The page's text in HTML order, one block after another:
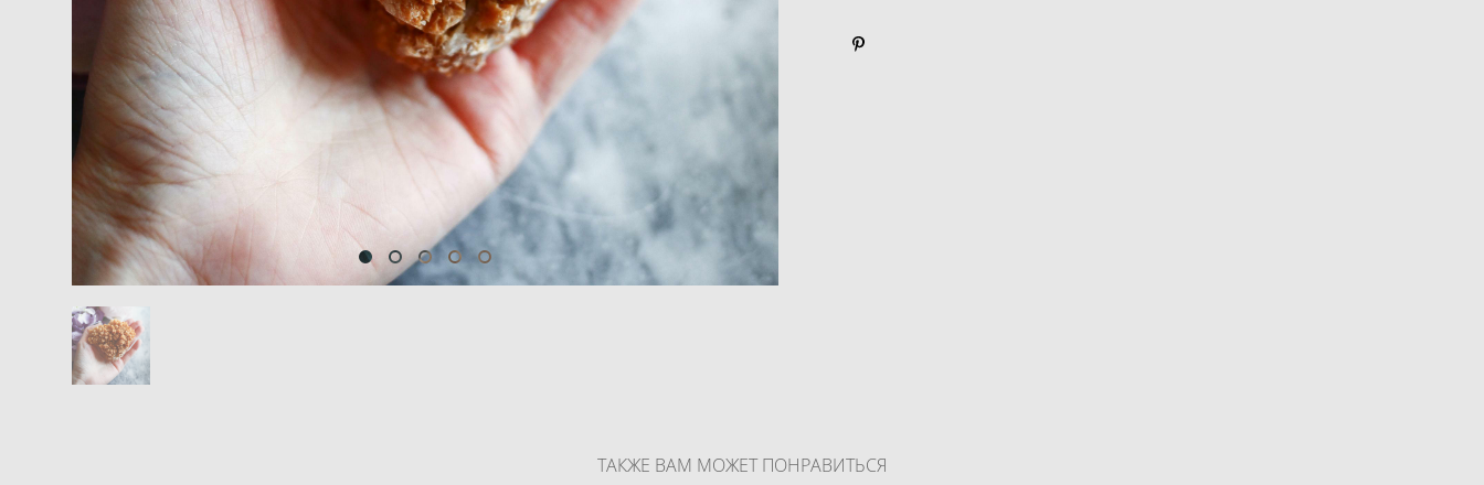
ТАКЖЕ ВАМ МОЖЕТ ПОНРАВИТЬСЯ